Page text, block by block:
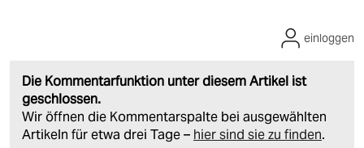
Die Kommentarfunktion unter diesem Artikel ist
geschlossen.
Wir öffnen die Kommentarspalte bei ausgewählten
Artikeln für etwa drei Tage – hier sind sie zu finden.
einloggen